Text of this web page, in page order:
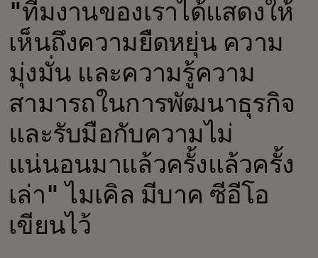
"ทีมงานของเราได้แสดงให้
เห็นถึงความยืดหยุ่น ความ
มุ่งมั่น และความรู้ความ
สามารถในการพัฒนาธุรกิจ
และรับมือกับความไม่
แน่นอนมาแล้วครั้งแล้วครั้ง
เล่า" ไมเคิล มีบาค ซีอีโอ
เขียนไว้